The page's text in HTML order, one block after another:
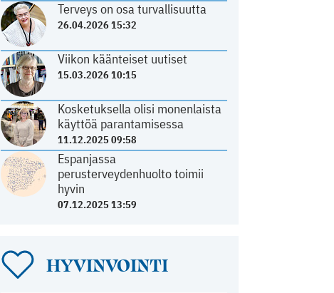
Terveys on osa turvallisuutta
26.04.2026 15:32
Viikon käänteiset uutiset
15.03.2026 10:15
Kosketuksella olisi monenlaista
käyttöä parantamisessa
11.12.2025 09:58
Espanjassa
perusterveydenhuolto toimii
hyvin
07.12.2025 13:59
HYVINVOINTI